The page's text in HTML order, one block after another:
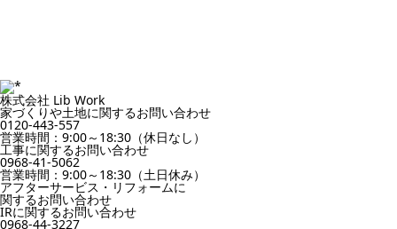
株式会社 Lib Work
家づくりや土地に関するお問い合わせ
0120-443-557
営業時間：9:00～18:30（休日なし）
工事に関するお問い合わせ
0968-41-5062
営業時間：9:00～18:30（土日休み）
アフターサービス・リフォームに
関するお問い合わせ
IRに関するお問い合わせ
0968-44-3227